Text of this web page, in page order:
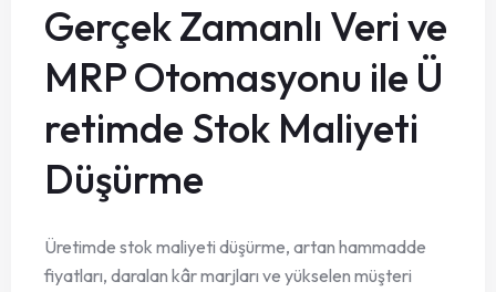
Gerçek Zamanlı Veri ve
MRP Otomasyonu ile Ü
retimde Stok Maliyeti
Düşürme
Üretimde stok maliyeti düşürme, artan hammadde
fiyatları, daralan kâr marjları ve yükselen müşteri